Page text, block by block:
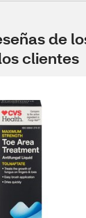
de
clientes